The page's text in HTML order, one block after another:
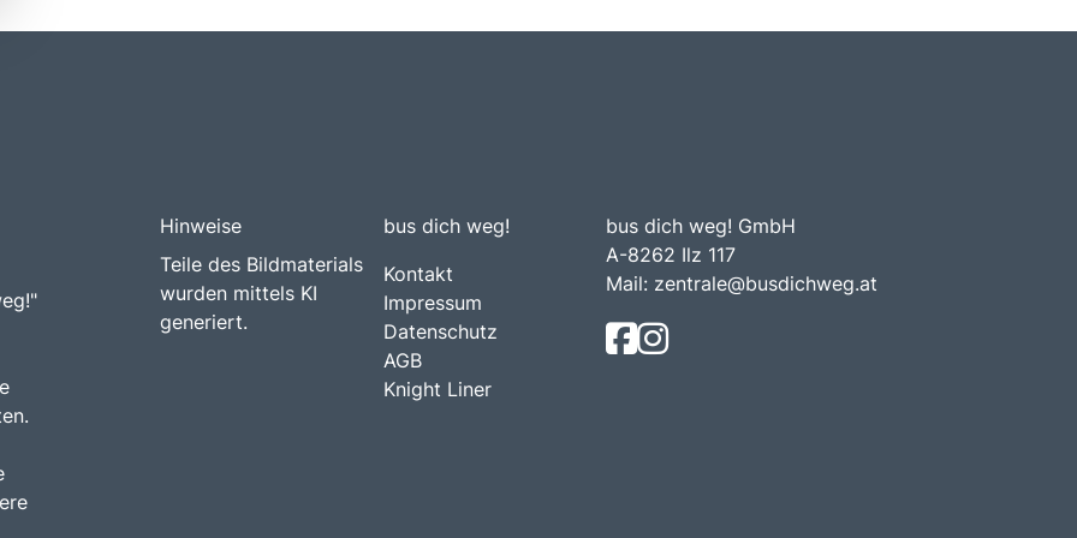
Hinweise
Teile des Bildmaterials
wurden mittels KI
generiert.
bus dich weg!
Kontakt
Impressum
Datenschutz
AGB
Knight Liner
bus dich weg! GmbH
A-8262 Ilz 117
Mail: zentrale@busdichweg.at